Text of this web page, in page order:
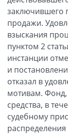
заключившего
продажи.
взыскания
пунктом 2
инстанции
и
отказал в
мотивам.
средства, в
судебному